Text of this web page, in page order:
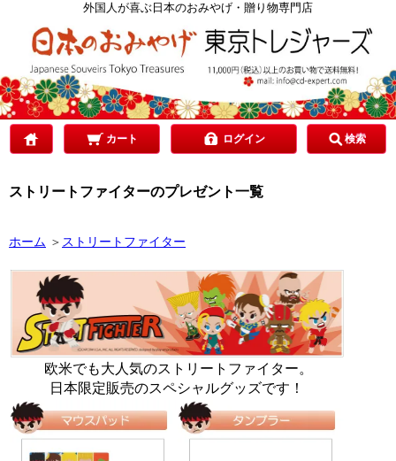
外国人が喜ぶ日本のおみやげ・贈り物専門店
カート ログイン 検索
ストリートファイターのプレゼント一覧
ホーム ＞ ストリートファイター
欧米でも大人気のストリートファイター。
日本限定販売のスペシャルグッズです！
ご予算で選ぶ
贈り先で選ぶ
目的で選ぶ